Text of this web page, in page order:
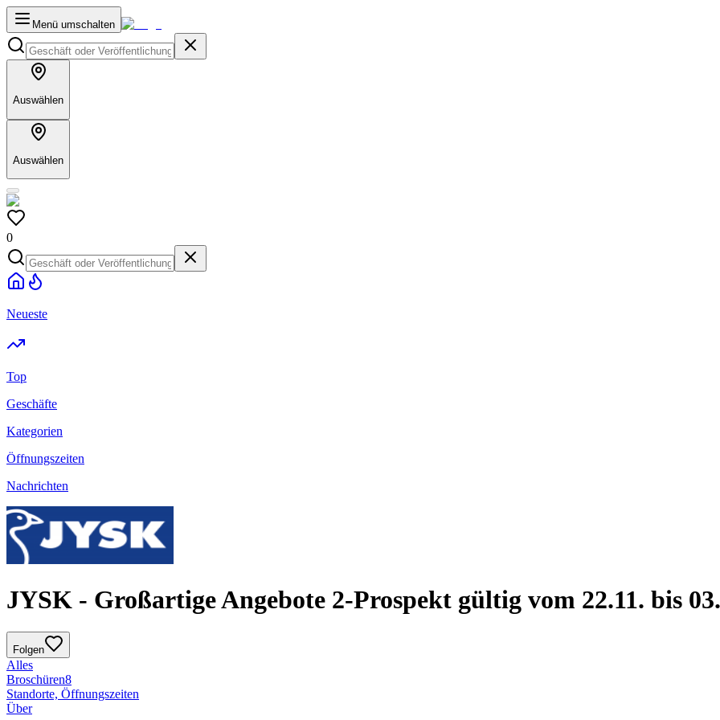
Menü umschalten
Auswählen
Auswählen
0
Neueste
Top
Geschäfte
Kategorien
Öffnungszeiten
Nachrichten
JYSK - Großartige Angebote 2-Prospekt gültig vom 22.11. bis
Folgen
Alles
Broschüren8
Standorte, Öffnungszeiten
Über